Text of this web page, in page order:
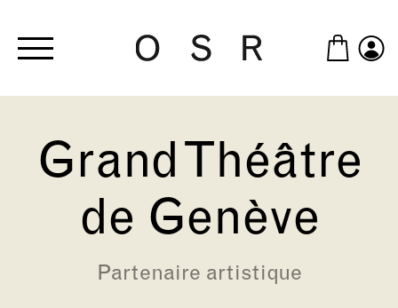
Grand Théâtre
de Genève
Partenaire artistique